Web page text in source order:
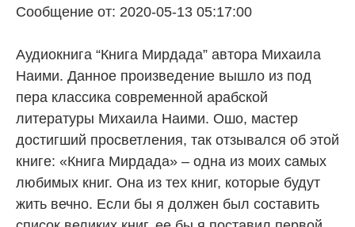
Сообщение от: 2020-05-13 05:17:00
Аудиокнига “Книга Мирдада” автора Михаила
Наими. Данное произведение вышло из под
пера классика современной арабской
литературы Михаила Наими. Ошо, мастер
достигший просветления, так отзывался об этой
книге: «Книга Мирдада» – одна из моих самых
любимых книг. Она из тех книг, которые будут
жить вечно. Если бы я должен был составить